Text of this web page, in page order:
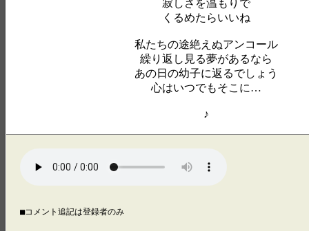
寂しさを温もりで
くるめたらいいね
私たちの途絶えぬアンコール
繰り返し見る夢があるなら
あの日の幼子に返るでしょう
心はいつでもそこに…
♪
■コメント追記は登録者のみ